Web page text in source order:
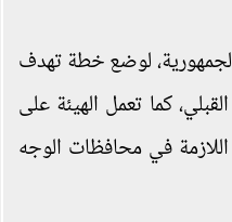
الجمهورية، لوضع خطة تهدف
كما تعمل الهيئة على
في محافظات الوجه